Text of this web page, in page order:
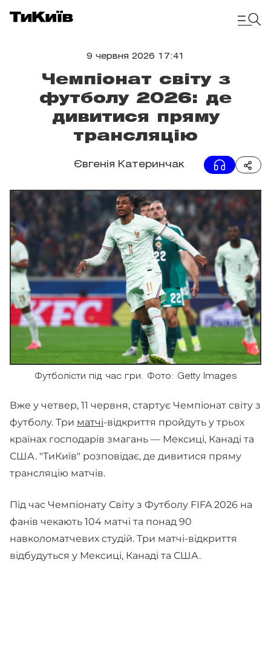
9 червня 2026 17:41
Чемпіонат світу з
футболу 2026: де
дивитися пряму
трансляцію
Євгенія Катеринчак
Футболісти під час гри. Фото: Getty Images
Вже у четвер, 11 червня, стартує Чемпіонат світу з
футболу. Три матчі-відкриття пройдуть у трьох
країнах господарів змагань — Мексиці, Канаді та
США. "ТиКиїв" розповідає, де дивитися пряму
трансляцію матчів.
Під час Чемпіонату Світу з Футболу FIFA 2026 на
фанів чекають 104 матчі та понад 90
навколоматчевих студій. Три матчі-відкриття
відбудуться у Мексиці, Канаді та США.